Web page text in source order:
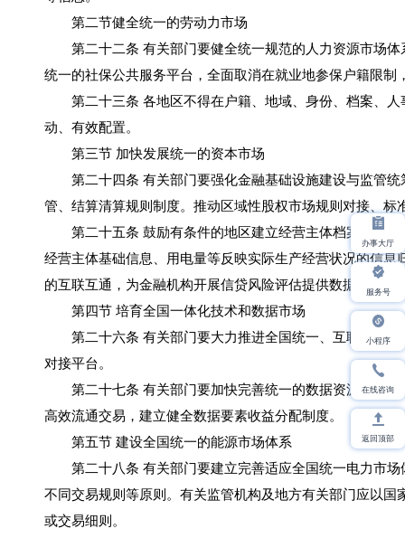
第二节健全统一的劳动力市场
第二十二条 有关部门要健全统一规范的人力资源市场体
统一的社保公共服务平台，全面取消在就业地参保户籍限制
第二十三条 各地区不得在户籍、地域、身份、档案、人
动、有效配置。
第三节 加快发展统一的资本市场
第二十四条 有关部门要强化金融基础设施建设与监管统
管、结算清算规则制度。推动区域性股权市场规则对接、标
第二十五条 鼓励有条件的地区建立经营主体档案数据库
经营主体基础信息、用电量等反映实际生产经营状况的信
的互联互通，为金融机构开展信贷风险评估提供数据支持。
第四节 培育全国一体化技术和数据市场
第二十六条 有关部门要大力推进全国统一、互联互通的
对接平台。
第二十七条 有关部门要加快完善统一的数据资源登记规
高效流通交易，建立健全数据要素收益分配制度。
第五节 建设全国统一的能源市场体系
第二十八条 有关部门要建立完善适应全国统一电力市场
不同交易规则等原则。有关监管机构及地方有关部门应以
或交易细则。
办事大厅
服务号
小程序
在线咨询
返回顶部